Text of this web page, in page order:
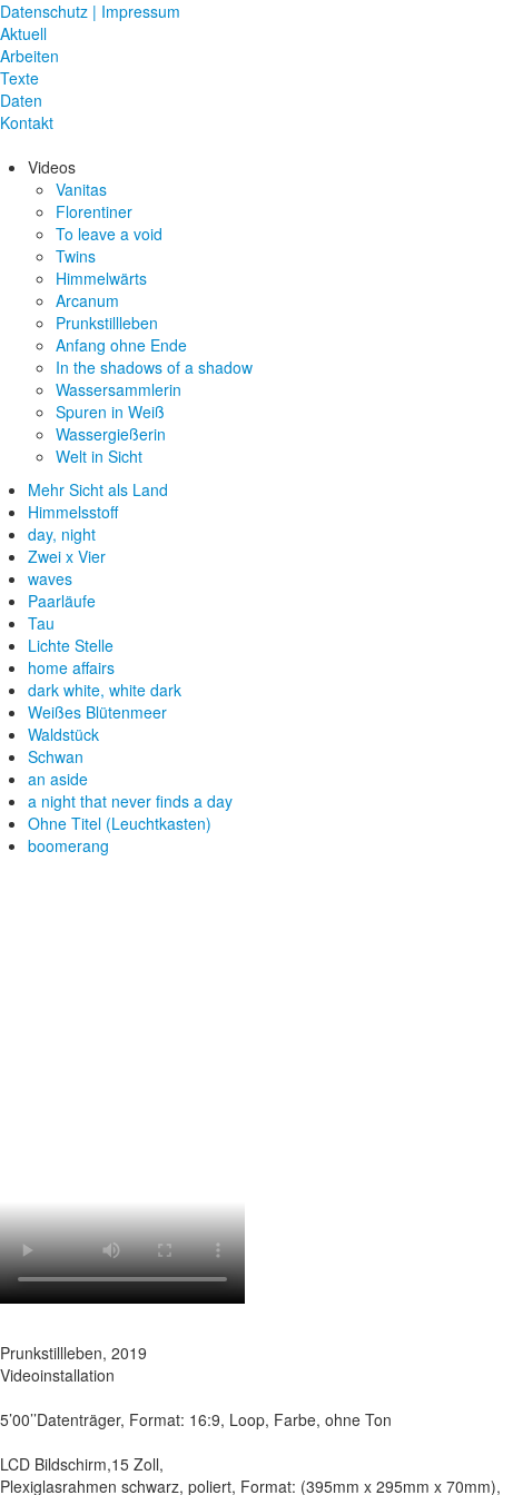
Datenschutz | Impressum
Aktuell
Arbeiten
Texte
Daten
Kontakt
Videos
Vanitas
Florentiner
To leave a void
Twins
Himmelwärts
Arcanum
Prunkstillleben
Anfang ohne Ende
In the shadows of a shadow
Wassersammlerin
Spuren in Weiß
Wassergießerin
Welt in Sicht
Mehr Sicht als Land
Himmelsstoff
day, night
Zwei x Vier
waves
Paarläufe
Tau
Lichte Stelle
home affairs
dark white, white dark
Weißes Blütenmeer
Waldstück
Schwan
an aside
a night that never finds a day
Ohne Titel (Leuchtkasten)
boomerang
Prunkstillleben, 2019
Videoinstallation
5’00’’Datenträger, Format: 16:9, Loop, Farbe, ohne Ton
LCD Bildschirm,15 Zoll,
Plexiglasrahmen schwarz, poliert, Format: (395mm x 295mm x 70mm),